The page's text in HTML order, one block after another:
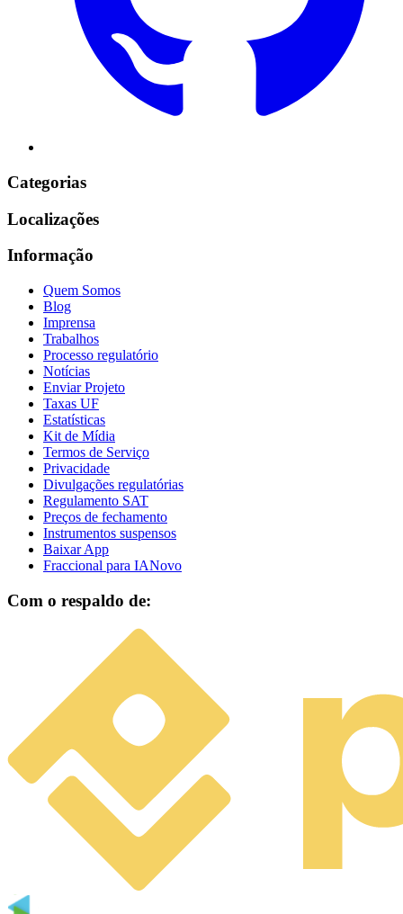
Categorias
Localizações
Informação
Quem Somos
Blog
Imprensa
Trabalhos
Processo regulatório
Notícias
Enviar Projeto
Taxas UF
Estatísticas
Kit de Mídia
Termos de Serviço
Privacidade
Divulgações regulatórias
Regulamento SAT
Preços de fechamento
Instrumentos suspensos
Baixar App
Fraccional para IANovo
Com o respaldo de: